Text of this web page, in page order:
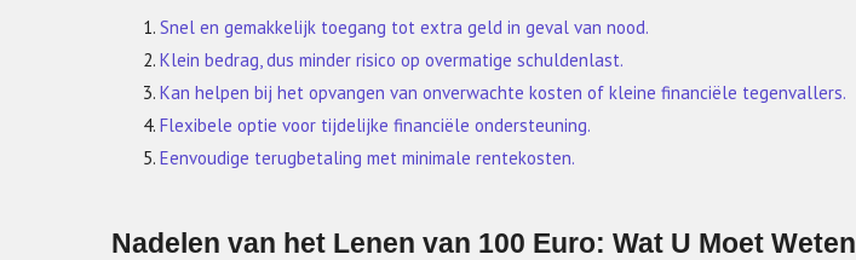
Snel en gemakkelijk toegang tot extra geld in geval van nood.
Klein bedrag, dus minder risico op overmatige schuldenlast.
Kan helpen bij het opvangen van onverwachte kosten of kleine financiële tegenvallers.
Flexibele optie voor tijdelijke financiële ondersteuning.
Eenvoudige terugbetaling met minimale rentekosten.
Nadelen van het Lenen van 100 Euro: Wat U Moet Weten